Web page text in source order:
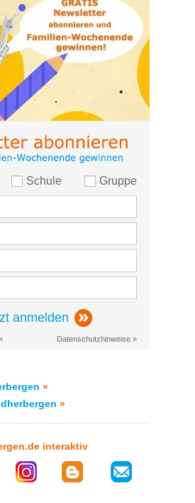
Schule Gruppe
anmelden
Datenschutzhinweise »
»
»
interaktiv